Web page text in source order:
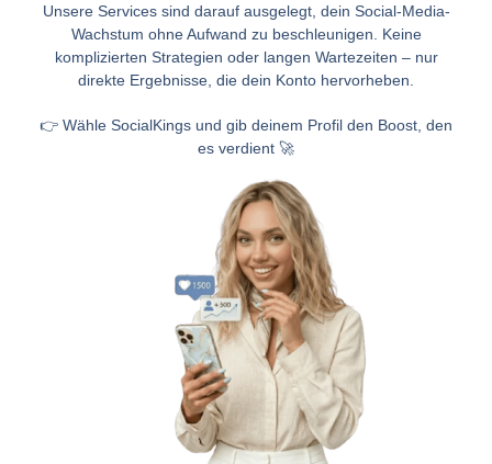
Unsere Services sind darauf ausgelegt, dein Social-Media-
Wachstum ohne Aufwand zu beschleunigen. Keine
komplizierten Strategien oder langen Wartezeiten – nur
direkte Ergebnisse, die dein Konto hervorheben.
👉 Wähle SocialKings und gib deinem Profil den Boost, den
es verdient 🚀